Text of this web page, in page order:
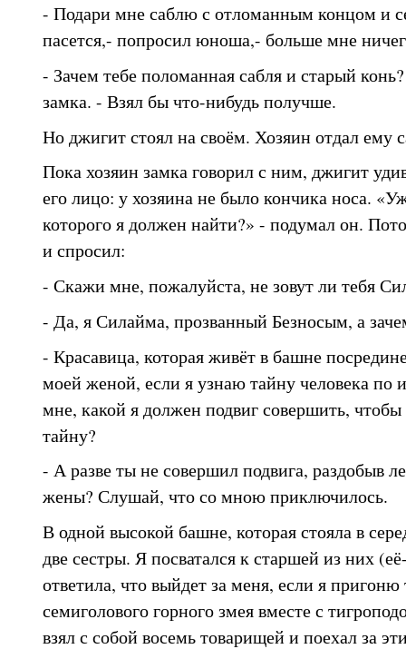
- Подари мне саблю с отломанным концом и
пасется,- попросил юноша,- больше мне
- Зачем тебе поломанная сабля и старый
замка. - Взял бы что-нибудь получше.
Но джигит стоял на своём. Хозяин отдал ему
Пока хозяин замка говорил с ним, джигит
его лицо: у хозяина не было кончика носа.
которого я должен найти?» - подумал он.
и спросил:
- Скажи мне, пожалуйста, не зовут ли тебя
- Да, я Силайма, прозванный Безносым, а
- Красавица, которая живёт в башне
моей женой, если я узнаю тайну человека
мне, какой я должен подвиг совершить,
тайну?
- А разве ты не совершил подвига, раздобыв
жены? Слушай, что со мною приключилось.
В одной высокой башне, которая стояла в
две сестры. Я посватался к старшей из них
ответила, что выйдет за меня, если я
семиголового горного змея вместе с
взял с собой восемь товарищей и поехал за